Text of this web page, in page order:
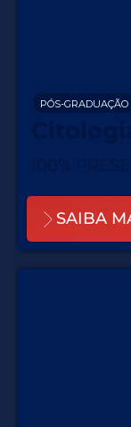
PÓS-GRADUAÇÃO
100%
SAIBA